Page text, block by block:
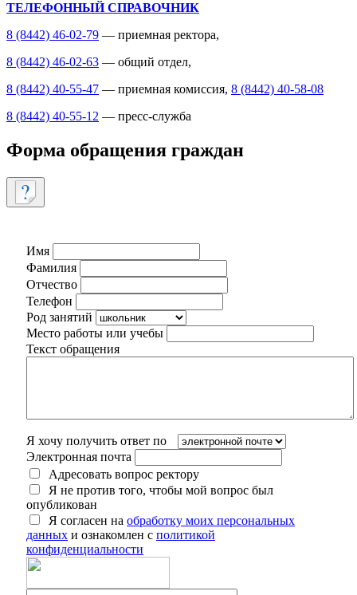
ТЕЛЕФОННЫЙ СПРАВОЧНИК
8 (8442) 46-02-79 — приемная ректора,
8 (8442) 46-02-63 — общий отдел,
8 (8442) 40-55-47 — приемная комиссия, 8 (8442) 40-58-08
8 (8442) 40-55-12 — пресс-служба
Форма обращения граждан
Имя
Фамилия
Отчество
Телефон
Род занятий
Место работы или учебы
Текст обращения
Я хочу получить ответ по
Электронная почта
Адресовать вопрос ректору
Я не против того, чтобы мой вопрос был
опубликован
Я согласен на обработку моих персональных
данных и ознакомлен с политикой
конфиденциальности